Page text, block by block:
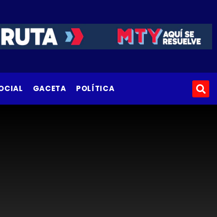
GACETA POLÍTICA